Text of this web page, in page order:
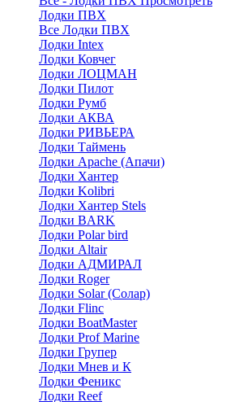
Лодки ПВХ
Все Лодки ПВХ
Лодки Intex
Лодки Ковчег
Лодки ЛОЦМАН
Лодки Пилот
Лодки Румб
Лодки АКВА
Лодки РИВЬЕРА
Лодки Таймень
Лодки Apache (Апачи)
Лодки Хантер
Лодки Kolibri
Лодки Хантер Stels
Лодки BARK
Лодки Polar bird
Лодки Altair
Лодки АДМИРАЛ
Лодки Roger
Лодки Solar (Солар)
Лодки Flinc
Лодки BoatMaster
Лодки Prof Marine
Лодки Групер
Лодки Мнев и К
Лодки Феникс
Лодки Reef